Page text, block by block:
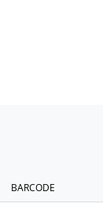
BARCODE